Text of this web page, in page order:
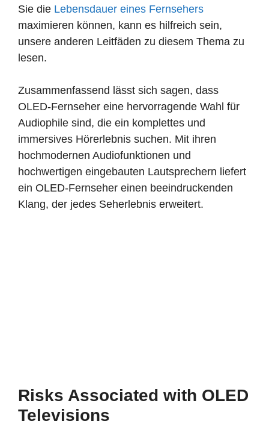
Sie die Lebensdauer eines Fernsehers
maximieren können, kann es hilfreich sein,
unsere anderen Leitfäden zu diesem Thema zu
lesen.
Zusammenfassend lässt sich sagen, dass
OLED-Fernseher eine hervorragende Wahl für
Audiophile sind, die ein komplettes und
immersives Hörerlebnis suchen. Mit ihren
hochmodernen Audiofunktionen und
hochwertigen eingebauten Lautsprechern liefert
ein OLED-Fernseher einen beeindruckenden
Klang, der jedes Seherlebnis erweitert.
Risks Associated with OLED
Televisions